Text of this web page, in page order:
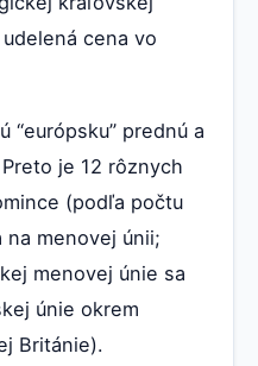
cena vo
“európsku” prednú a
je 12 rôznych
(podľa počtu
menovej únii;
menovej únie sa
únie okrem
Británie).